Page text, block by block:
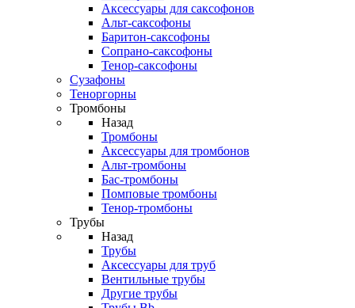
Аксессуары для саксофонов
Альт-саксофоны
Баритон-саксофоны
Сопрано-саксофоны
Тенор-саксофоны
Сузафоны
Теноргорны
Тромбоны
Назад
Тромбоны
Аксессуары для тромбонов
Альт-тромбоны
Бас-тромбоны
Помповые тромбоны
Тенор-тромбоны
Трубы
Назад
Трубы
Аксессуары для труб
Вентильные трубы
Другие трубы